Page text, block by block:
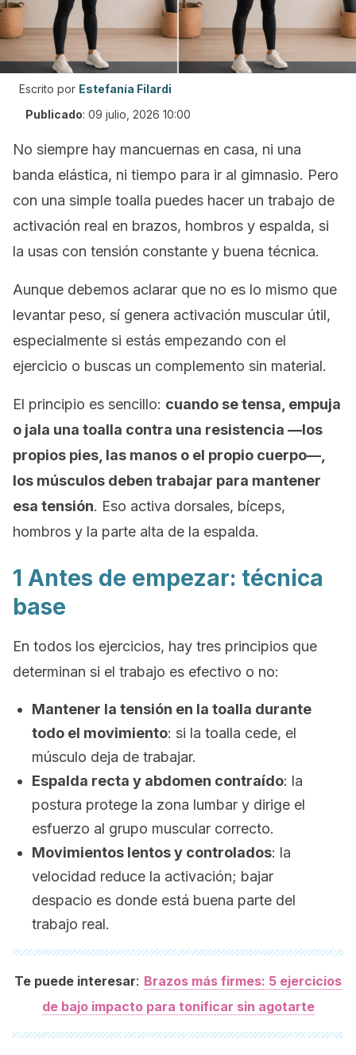
Escrito por Estefanía Filardi
Publicado: 09 julio, 2026 10:00
No siempre hay mancuernas en casa, ni una
banda elástica, ni tiempo para ir al gimnasio. Pero
con una simple toalla puedes hacer un trabajo de
activación real en brazos, hombros y espalda, si
la usas con tensión constante y buena técnica.
Aunque debemos aclarar que no es lo mismo que
levantar peso, sí genera activación muscular útil,
especialmente si estás empezando con el
ejercicio o buscas un complemento sin material.
El principio es sencillo: cuando se tensa, empuja
o jala una toalla contra una resistencia —los
propios pies, las manos o el propio cuerpo—,
los músculos deben trabajar para mantener
esa tensión. Eso activa dorsales, bíceps,
hombros y la parte alta de la espalda.
1 Antes de empezar: técnica
base
En todos los ejercicios, hay tres principios que
determinan si el trabajo es efectivo o no:
Mantener la tensión en la toalla durante
todo el movimiento: si la toalla cede, el
músculo deja de trabajar.
Espalda recta y abdomen contraído: la
postura protege la zona lumbar y dirige el
esfuerzo al grupo muscular correcto.
Movimientos lentos y controlados: la
velocidad reduce la activación; bajar
despacio es donde está buena parte del
trabajo real.
Te puede interesar: Brazos más firmes: 5 ejercicios
de bajo impacto para tonificar sin agotarte